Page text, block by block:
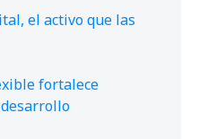
el activo que las
fortalece